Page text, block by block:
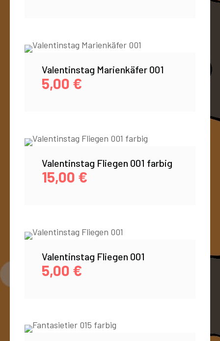
Valentinstag Marienkäfer 001
5,00 €
Valentinstag Fliegen 001 farbig
15,00 €
Valentinstag Fliegen 001
5,00 €